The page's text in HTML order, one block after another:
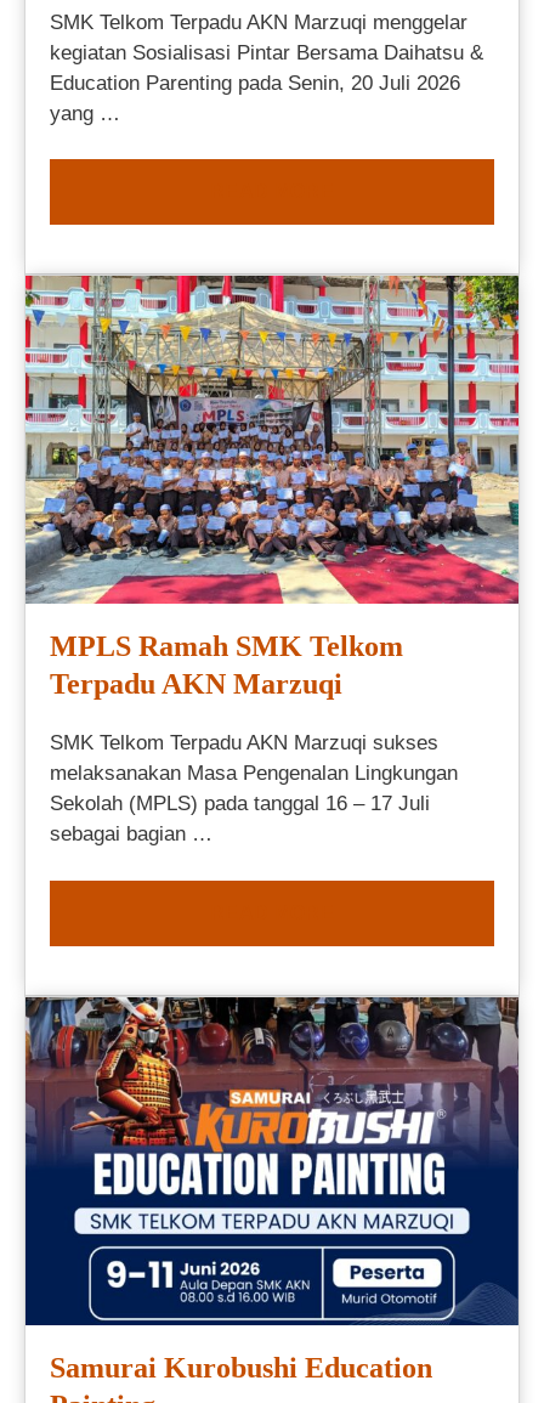
SMK Telkom Terpadu AKN Marzuqi menggelar
kegiatan Sosialisasi Pintar Bersama Daihatsu &
Education Parenting pada Senin, 20 Juli 2026
yang …
MPLS Ramah SMK Telkom
Terpadu AKN Marzuqi
SMK Telkom Terpadu AKN Marzuqi sukses
melaksanakan Masa Pengenalan Lingkungan
Sekolah (MPLS) pada tanggal 16 – 17 Juli
sebagai bagian …
Samurai Kurobushi Education